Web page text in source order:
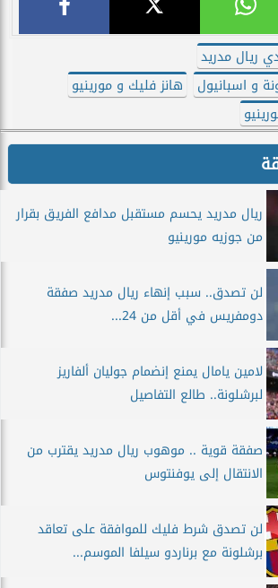
ريال مدريد
و اسبانيول
هانز فليك و مورينيو
ريال مدريد يحسم مستقبل مدافع الفريق بقرار
من جوزيه مورينيو
لن تصدق.. سبب إنهاء ريال مدريد صفقة
دومفريس في أقل من 24...
لامين يامال يمنع إنضمام جوليان ألفاريز
لبرشلونة.. طالع التفاصيل
صفقة قوية .. موهوب ريال مدريد يقترب من
الانتقال إلى يوفنتوس
لن تصدق شرط فليك للموافقة على تعاقد
برشلونة مع برناردو سيلفا الموسم...